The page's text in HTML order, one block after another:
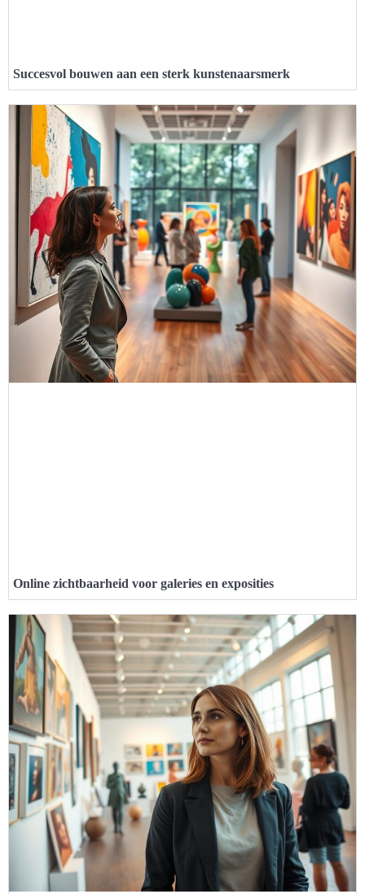
Succesvol bouwen aan een sterk kunstenaarsmerk
Online zichtbaarheid voor galeries en exposities